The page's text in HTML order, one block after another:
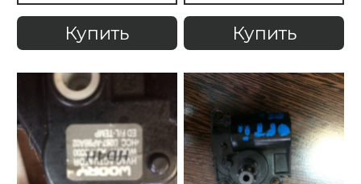
Купить Купить